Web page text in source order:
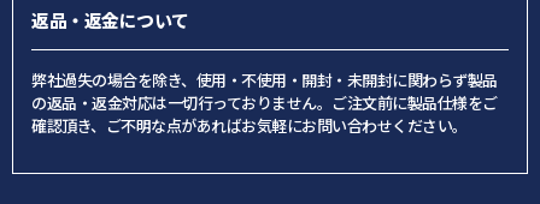
返品・返金について
弊社過失の場合を除き、使用・不使用・開封・未開封に関わらず製品
の返品・返金対応は一切行っておりません。ご注文前に製品仕様をご
確認頂き、ご不明な点があればお気軽にお問い合わせください。